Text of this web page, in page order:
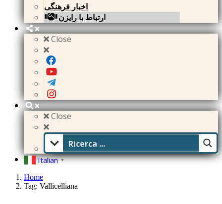
اخبار فرهنگی
ارتباط با رایزن
Close
Close
Italian ▼
Home
Tag: Vallicelliana